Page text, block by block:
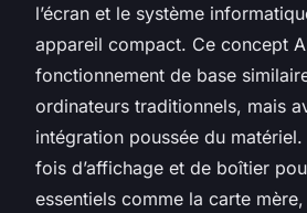
l’écran et le système
appareil compact. Ce concept
fonctionnement de base
ordinateurs traditionnels, mais
intégration poussée du matériel.
fois d’affichage et de boîtier
essentiels comme la carte